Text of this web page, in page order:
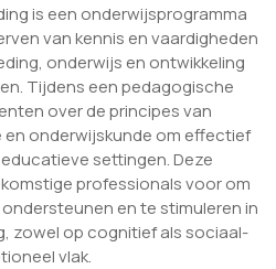
is een onderwijsprogramma
van kennis en vaardigheden
onderwijs en ontwikkeling
Tijdens een pedagogische
over de principes van
onderwijskunde om effectief
settingen. Deze
professionals voor om
en te stimuleren in
zowel op cognitief als sociaal-
vlak.